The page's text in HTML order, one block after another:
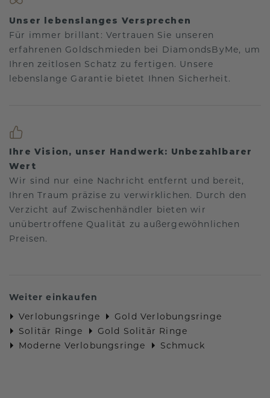
Unser lebenslanges Versprechen
Für immer brillant: Vertrauen Sie unseren
erfahrenen Goldschmieden bei DiamondsByMe, um
Ihren zeitlosen Schatz zu fertigen. Unsere
lebenslange Garantie bietet Ihnen Sicherheit.
Ihre Vision, unser Handwerk: Unbezahlbarer
Wert
Wir sind nur eine Nachricht entfernt und bereit,
Ihren Traum präzise zu verwirklichen. Durch den
Verzicht auf Zwischenhändler bieten wir
unübertroffene Qualität zu außergewöhnlichen
Preisen.
Weiter einkaufen
Verlobungsringe
Gold Verlobungsringe
Solitär Ringe
Gold Solitär Ringe
Moderne Verlobungsringe
Schmuck